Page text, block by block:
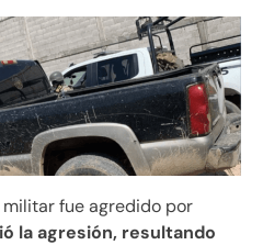
fue agredido por
la agresión, resultando